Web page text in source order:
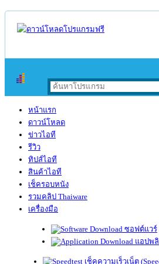
หน้าแรก
ดาวน์โหลด
ข่าวไอที
รีวิว
ทิปส์ไอที
สินค้าไอที
เช็ครอบหนัง
รวมคลิป Thaiware
เครื่องมือ
ซอฟต์แวร์
แอปพ
เช็คความเร็วเน็ต